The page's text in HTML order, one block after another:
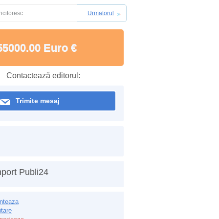
Urmatorul
Euro €
Contactează editorul:
Trimite mesaj
Publi24